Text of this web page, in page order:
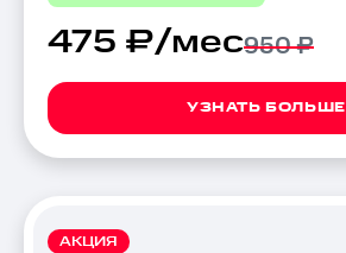
475 ₽/мес950 ₽
УЗНАТЬ БОЛЬШЕ
АКЦИЯ